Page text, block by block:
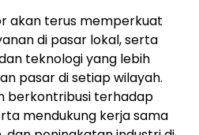
akan terus memperkuat
di pasar lokal, serta
teknologi yang lebih
pasar di setiap wilayah.
berkontribusi terhadap
mendukung kerja sama